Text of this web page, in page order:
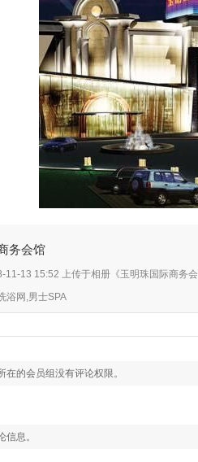
务会馆
11-13 15:52 上传于相册《玉明珠国际商务会
浴网,男士SPA
在的会员组没有评论权限。
信息。